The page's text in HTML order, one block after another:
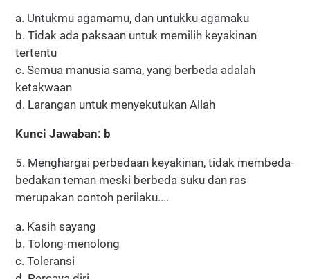
a. Untukmu agamamu, dan untukku agamaku
b. Tidak ada paksaan untuk memilih keyakinan
tertentu
c. Semua manusia sama, yang berbeda adalah
ketakwaan
d. Larangan untuk menyekutukan Allah
Kunci Jawaban: b
5. Menghargai perbedaan keyakinan, tidak membeda-
bedakan teman meski berbeda suku dan ras
merupakan contoh perilaku....
a. Kasih sayang
b. Tolong-menolong
c. Toleransi